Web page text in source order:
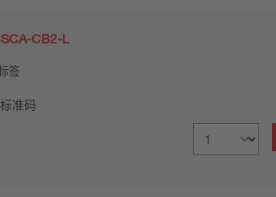
CB2-L
签
标准码